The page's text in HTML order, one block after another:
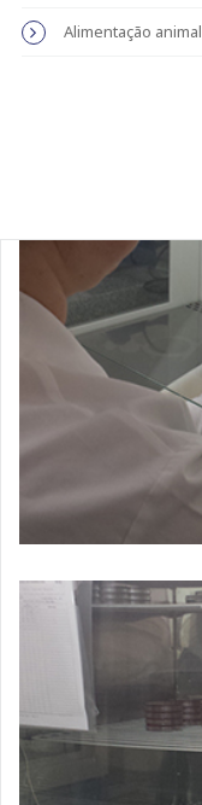
Alimentação animal